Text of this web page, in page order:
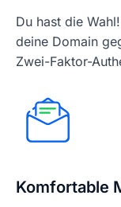
Du hast die
deine Domain
Zwei-Faktor-
Komfortable